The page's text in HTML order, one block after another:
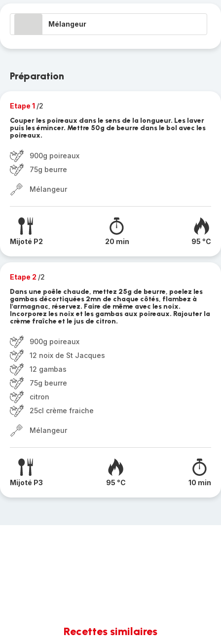
Mélangeur
Préparation
Etape 1 /2
Couper les poireaux dans le sens de la longueur. Les laver
puis les émincer. Mettre 50g de beurre dans le bol avec les
poireaux.
900g poireaux
75g beurre
Mélangeur
Mijoté P2 20 min 95 °C
Etape 2 /2
Dans une poêle chaude, mettez 25g de beurre, poelez les
gambas décortiquées 2mn de chaque côtés, flambez à
l'armagnac, réservez. Faire de même avec les noix.
Incorporez les noix et les gambas aux poireaux. Rajouter la
crème fraîche et le jus de citron.
900g poireaux
12 noix de St Jacques
12 gambas
75g beurre
citron
25cl crème fraiche
Mélangeur
Mijoté P3 95 °C 10 min
Recettes similaires